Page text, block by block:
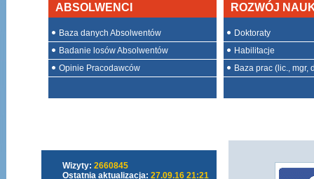
ABSOLWENCI
Baza danych Absolwentów
Badanie losów Absolwentów
Opinie Pracodawców
ROZWÓJ
Doktoraty
Habilitacje
Baza prac (lic., mgr,
Wizyty: 2660845
Ostatnia aktualizacja: 27.09.16 21:21